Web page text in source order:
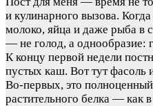
и кулинарного вызова.
молоко, яйца и даже рыба в
— не голод, а однообразие:
К концу первой недели
пустых каш. Вот тут фасоль
Во-первых, это
растительного белка — как